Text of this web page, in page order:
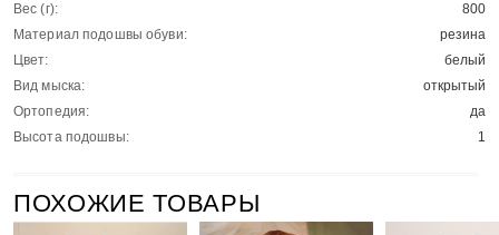
Вес (г):
800
Материал подошвы обуви:
резина
Цвет:
белый
Вид мыска:
открытый
Ортопедия:
да
Высота подошвы:
1
ПОХОЖИЕ ТОВАРЫ